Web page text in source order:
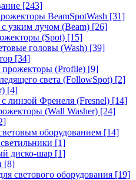
[243]
BeamSpotWash [31]
узким лучом (Beam) [26]
(Spot) [15]
головы (Wash) [39]
[34]
(Profile) [9]
света (FollowSpot) [2]
[4]
линзой Френеля (Fresnel) [14]
(Wall Washer) [24]
оборудованием [14]
[1]
диско-шар [1]
[8]
светового оборудования [19]